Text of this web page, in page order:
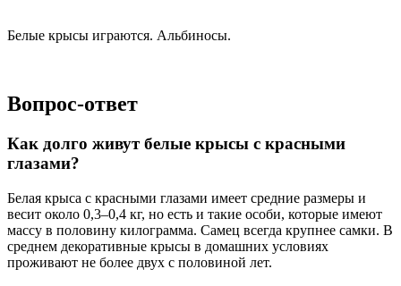
Белые крысы играются. Альбиносы.
Вопрос-ответ
Как долго живут белые крысы с красными
глазами?
Белая крыса с красными глазами имеет средние размеры и
весит около 0,3–0,4 кг, но есть и такие особи, которые имеют
массу в половину килограмма. Самец всегда крупнее самки. В
среднем декоративные крысы в домашних условиях
проживают не более двух с половиной лет.